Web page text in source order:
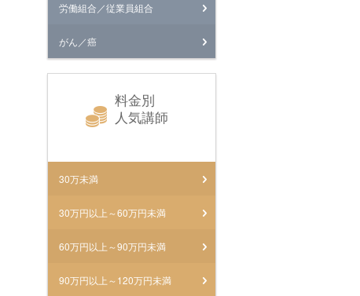
労働組合／従業員組合
がん／癌
料金別
人気講師
30万未満
30万円以上～60万円未満
60万円以上～90万円未満
90万円以上～120万円未満